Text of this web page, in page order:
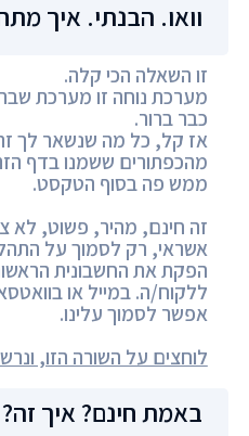
וואו. הבנתי. איך
זו השאלה הכי קלה.
מערכת נוחה זו מערכת
כבר ברור.
אז קל, כל מה שנשאר לך
מהכפתורים ששמנו בדף
ממש פה בסוף הטקסט.
זה חינם, מהיר, פשוט, לא
אשראי, רק לסמוך על
הפקת את החשבונית
ללקוח/ה. במייל או
אפשר לסמוך עלינו.
לוחצים על השורה הזו,
באמת חינם? איך